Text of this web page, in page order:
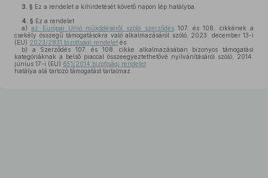
3. § Ez a rendelet a kihirdetését követő napon lép hatályba.
4. § Ez a rendelet
a)
az Európai Unió működéséről szóló szerződés107. és 108. cikkének a
csekély összegű támogatásokra való alkalmazásáról szóló, 2023. december 13-i
(EU) 2023/2831 bizottsági rendelet és
b) a Szerződés 107. és 108. cikke alkalmazásában bizonyos támogatási
kategóriáknak a belső piaccal összeegyeztethetővé nyilvánításáról szóló, 2014.
június 17-i (EU) 651/2014 bizottsági rendelet
hatálya alá tartozó támogatást tartalmaz.